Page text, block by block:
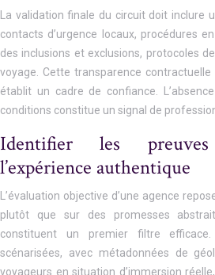
La validation finale du circuit doit inclure
contacts d’urgence locaux, procédures
des inclusions et exclusions, protocoles
voyage. Cette transparence
établit un cadre de confiance.
conditions constitue un signal de
Identifier les
l’expérience authentique
L’évaluation objective d’une agence
plutôt que sur des promesses
constituent un premier filtre
scénarisées, avec métadonnées de
voyageurs en situation d’immersion